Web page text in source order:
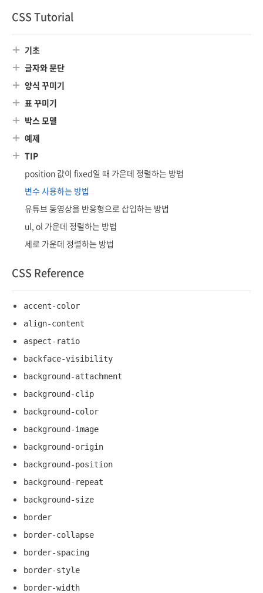
CSS Tutorial
기초
글자와 문단
양식 꾸미기
표 꾸미기
박스 모델
예제
TIP
position 값이 fixed일 때 가운데 정렬하는 방법
변수 사용하는 방법
유튜브 동영상을 반응형으로 삽입하는 방법
ul, ol 가운데 정렬하는 방법
세로 가운데 정렬하는 방법
CSS Reference
accent-color
align-content
aspect-ratio
backface-visibility
background-attachment
background-clip
background-color
background-image
background-origin
background-position
background-repeat
background-size
border
border-collapse
border-spacing
border-style
border-width